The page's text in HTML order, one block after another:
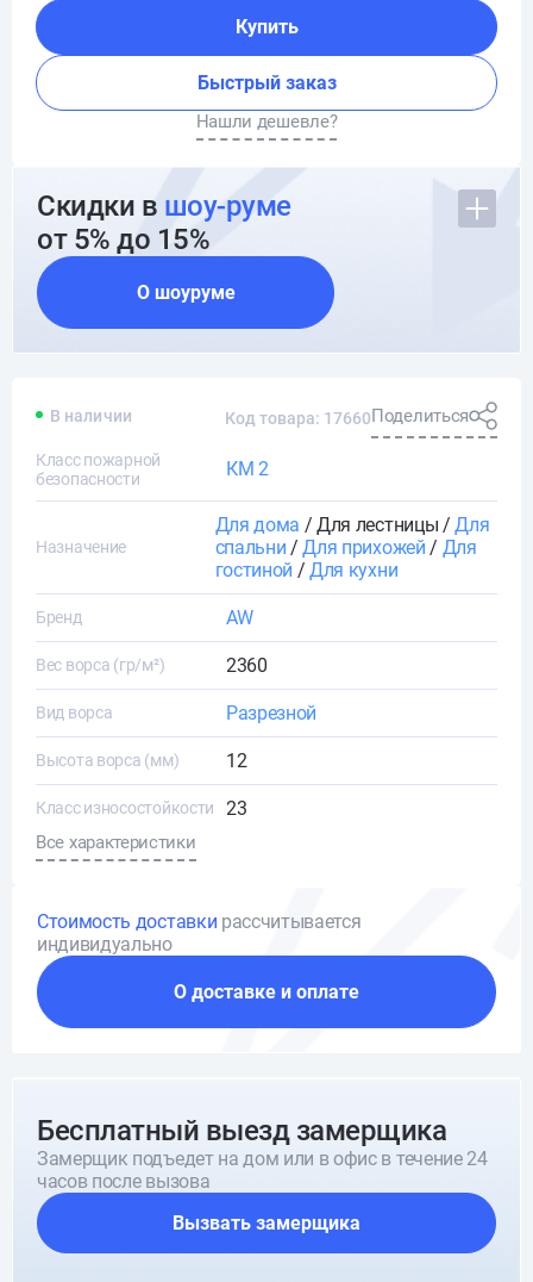
Купить
Быстрый заказ
Нашли дешевле?
Скидки в шоу-руме
от 5% до 15%
О шоуруме
В наличии Код товара: 17660Поделиться
Класс пожарной
безопасности
КМ 2
Назначение
Для дома / Для лестницы /Для
спальни /Для прихожей / Для
гостиной /Для кухни
Бренд AW
Вес ворса (гр/м²) 2360
Вид ворса Разрезной
Высота ворса (мм) 12
Класс износостойкости 23
Все характеристики
Стоимость доставки рассчитывается
индивидуально
О доставке и оплате
Бесплатный выезд замерщика
Замерщик подъедет на дом или в офис в течение 24
часов после вызова
Вызвать замерщика